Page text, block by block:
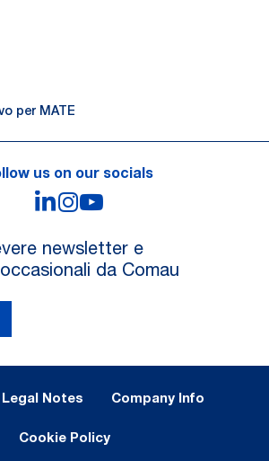
per MATE
us on our socials
LinkedIn
Instagram
newsletter e
da Comau
Legal Notes Company Info
Cookie Policy